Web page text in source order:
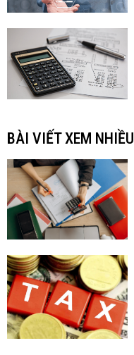
BÀI VIẾT XEM NHIỀU